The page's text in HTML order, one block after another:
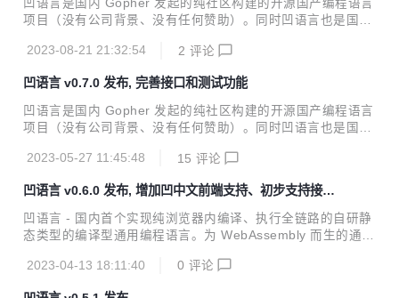
内容包括： 增加胶水代码定义特性 添加 js、js/cancas 标准
后端...
凹语言是国内 Gopher 发起的纯社区构建的开源国产编程语言
项目（没有公司背景、没有任何赞助）。同时凹语言也是国内
译型通用编程语言。 官网：https://wa-lang.org/ 开源一周年
为发展提供了更多可畅享的未来。同时凹语言开发组将在 8 月
24 日 19:00-20:30 在 “OSC 开源社区”视频号进行视频直
播，为大家介绍凹语言项目及社区，讲述在发展过程中面对困
明，和大家一同展望凹语言的发展。
2023-08-21 21:32:54 2 评论
凹语言 v0.7.0 发布, 完善接口和测试功能
凹语言是国内 Gopher 发起的纯社区构建的开源国产编程语言
项目（没有公司背景、没有任何赞助）。同时凹语言也是国内
译型通用编程语言。 官网：https://wa-lang.org/ - 2023纪念
具依赖
2023-05-27 11:45:48 15 评论
凹语言 v0.6.0 发布, 增加凹中文前端支持、初步支持接口
方法调用
凹语言 - 国内首个实现纯浏览器内编译、执行全链路的自研静
态类型的编译型通用编程语言。为 WebAssembly 而生的通用
调用 包支持混入汇编代码 删除 testing 实验性的包, 单元测试
2023-04-13 18:11:40 0 评论